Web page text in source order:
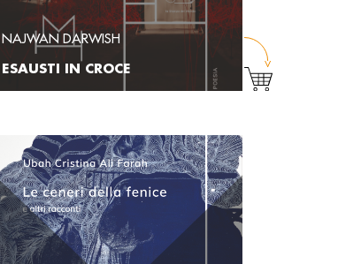
NAJWAN DARWISH
ESAUSTI IN CROCE